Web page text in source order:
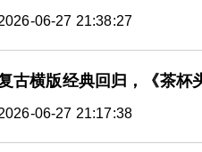
06-27 21:38:27
古横版经典回归，《茶杯
06-27 21:17:38